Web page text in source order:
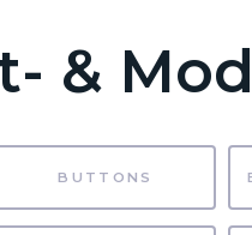
&
BUTTONS